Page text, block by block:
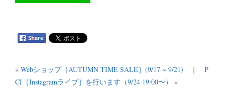
« Webショップ［AUTUMN TIME SALE］(9/17 ~ 9/21) ｜ P
CI［Instagramライブ］を行います（9/24 19:00〜）
»